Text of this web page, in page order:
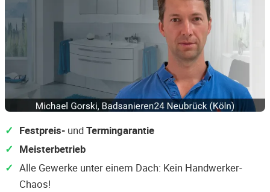
Festpreis- undTermingarantie
Meisterbetrieb
Alle Gewerke unter einem Dach: Kein Handwerker-
Chaos!